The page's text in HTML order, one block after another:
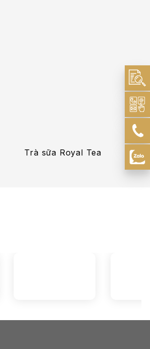
Trà sữa Royal Tea